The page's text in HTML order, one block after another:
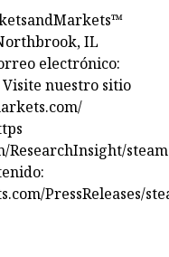
IL
electrónico:
Visite nuestro sitio
PressReleases/